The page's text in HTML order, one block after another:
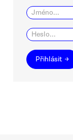
Přihlásit →